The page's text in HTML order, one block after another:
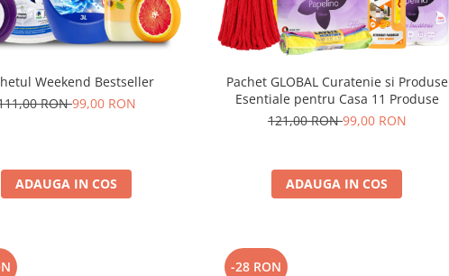
Weekend Bestseller
RON99,00 RON
ADAUGA IN COS
Pachet GLOBAL Curatenie si Produse
Esentiale pentru Casa 11 Produse
121,00 RON99,00 RON
ADAUGA IN COS
-28 RON